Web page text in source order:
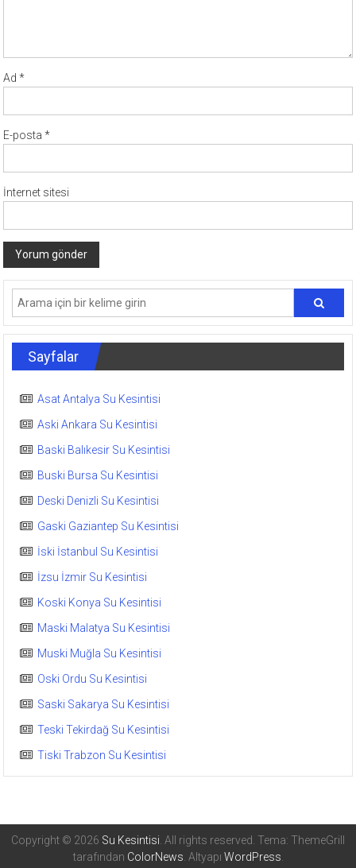
Ad*
E-posta*
İnternet sitesi
Sayfalar
Asat Antalya Su Kesintisi
Aski Ankara Su Kesintisi
Baski Balıkesir Su Kesintisi
Buski Bursa Su Kesintisi
Deski Denizli Su Kesintisi
Gaski Gaziantep Su Kesintisi
İski İstanbul Su Kesintisi
İzsu İzmir Su Kesintisi
Koski Konya Su Kesintisi
Maski Malatya Su Kesintisi
Muski Muğla Su Kesintisi
Oski Ordu Su Kesintisi
Saski Sakarya Su Kesintisi
Teski Tekirdağ Su Kesintisi
Tiski Trabzon Su Kesintisi
Copyright © 2026 Su Kesintisi . All rights reserved. Tema: ThemeGrill
tarafından ColorNews . Altyapı WordPress